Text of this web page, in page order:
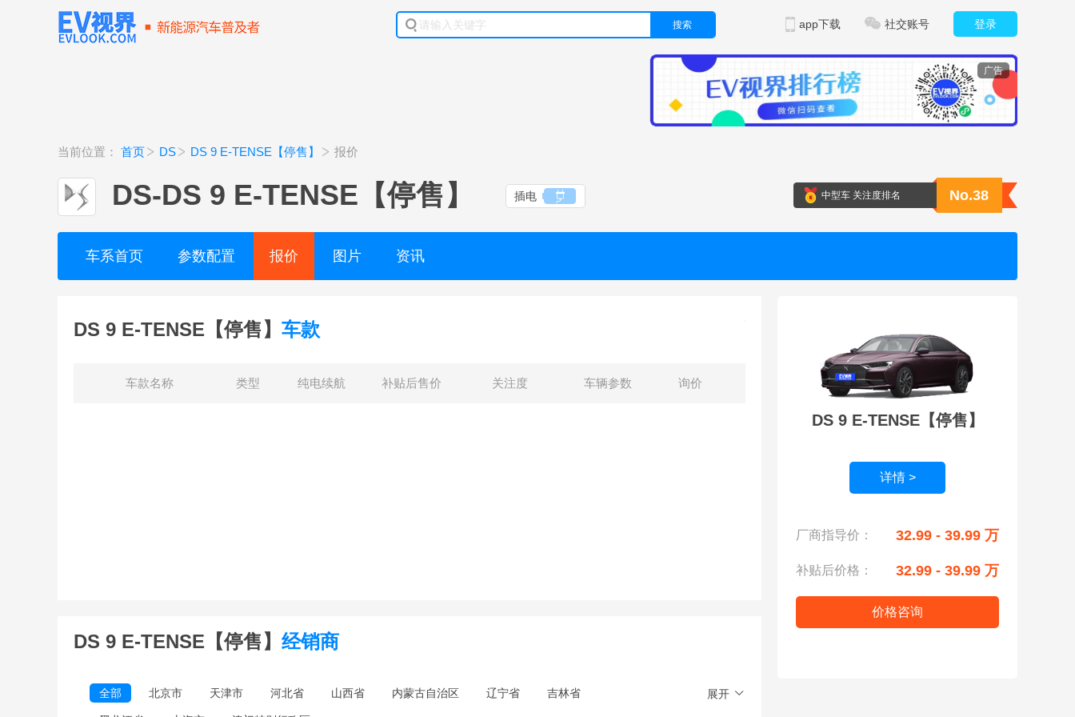
搜索 登录
社交账号
app下载
广告
当前位置： 首页 DS DS 9 E-TENSE【停售】 报价
DS-DS 9 E-TENSE【停售】 插电 中型车 关注度排名 No.38
车系首页 参数配置 报价 图片 资讯
DS 9 E-TENSE【停售】 车款
车款名称 类型 纯电续航 补贴后售价 关注度 车辆参数 询价
DS 9 E-TENSE【停售】 经销商
展开
全部 北京市 天津市 河北省 山西省 内蒙古自治区 辽宁省 吉林省
DS 9 E-TENSE【停售】
详情 >
厂商指导价： 32.99 - 39.99 万
补贴后价格： 32.99 - 39.99 万
价格咨询